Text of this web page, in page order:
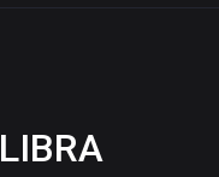
LIBRA